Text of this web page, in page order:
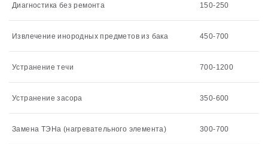
Диагностика без ремонта 150-250
Извлечение инородных предметов из бака 450-700
Устранение течи 700-1200
Устранение засора 350-600
Замена ТЭНа (нагревательного элемента) 300-700